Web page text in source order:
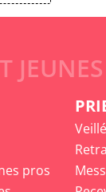
pros